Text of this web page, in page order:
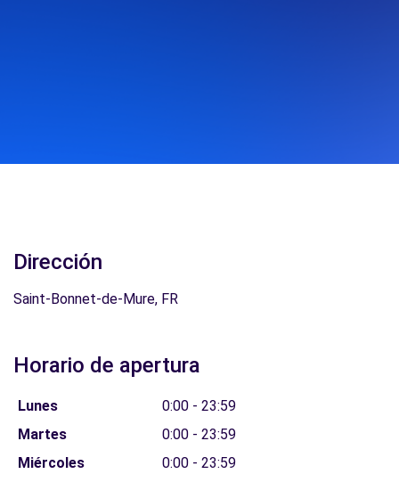
Dirección
Saint-Bonnet-de-Mure, FR
Horario de apertura
Lunes
0:00 - 23:59
Martes
0:00 - 23:59
Miércoles
0:00 - 23:59